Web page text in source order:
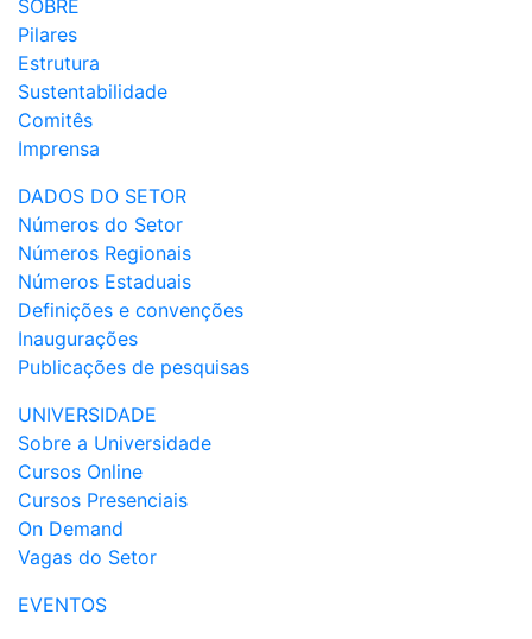
SOBRE
Pilares
Estrutura
Sustentabilidade
Comitês
Imprensa
DADOS DO SETOR
Números do Setor
Números Regionais
Números Estaduais
Definições e convenções
Inaugurações
Publicações de pesquisas
UNIVERSIDADE
Sobre a Universidade
Cursos Online
Cursos Presenciais
On Demand
Vagas do Setor
EVENTOS